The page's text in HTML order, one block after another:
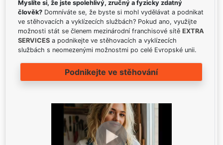
Myslíte si, že jste spolehlivý, zručný a fyzicky zdatný
člověk? Domníváte se, že byste si mohl vydělávat a podnikat
ve stěhovacích a vyklízecích službách? Pokud ano, využijte
možnosti stát se členem mezinárodní franchisové sítě EXTRA
SERVICES a podnikejte ve stěhovacích a vyklízecích
službách s neomezenými možnostmi po celé Evropské unii.
Podnikejte ve stěhování